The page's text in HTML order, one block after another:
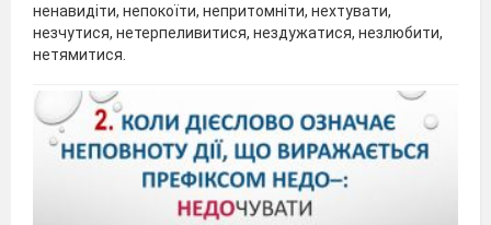
ненавидіти, непокоїти, непритомніти, нехту­вати,
незчутися, нетерпеливитися, нездужатися, незлюбити,
нетямитися.